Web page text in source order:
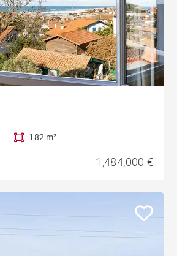
182 m²
1,484,000 €